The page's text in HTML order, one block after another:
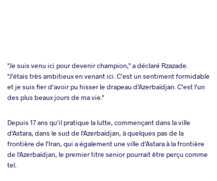
"Je suis venu ici pour devenir champion," a déclaré Rzazade.
"J'étais très ambitieux en venant ici. C'est un sentiment formidable
et je suis fier d'avoir pu hisser le drapeau d'Azerbaïdjan. C'est l'un
des plus beaux jours de ma vie."
Depuis 17 ans qu'il pratique la lutte, commençant dans la ville
d'Astara, dans le sud de l'Azerbaïdjan, à quelques pas de la
frontière de l'Iran, qui a également une ville d'Astara à la frontière
de l'Azerbaïdjan, le premier titre senior pourrait être perçu comme
tel.